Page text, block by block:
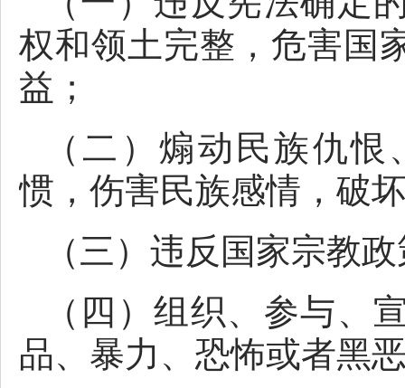
权和领土完整，危害国
益；
（二）煽动民族仇
惯，伤害民族感情，破
（三）违反国家宗教
（四）组织、参与、
品、暴力、恐怖或者黑